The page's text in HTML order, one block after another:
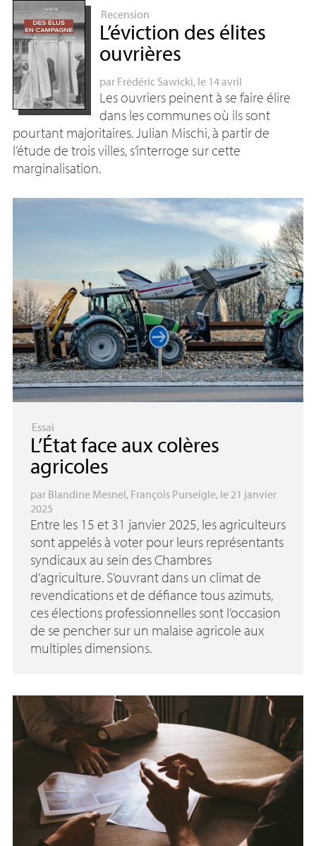
Recension
L’éviction des élites
ouvrières
par Frédéric Sawicki, le 14 avril
Les ouvriers peinent à se faire élire
dans les communes où ils sont
pourtant majoritaires. Julian Mischi, à partir de
l’étude de trois villes, s’interroge sur cette
marginalisation.
Essai
L’État face aux colères
agricoles
par Blandine Mesnel, François Purseigle, le 21 janvier
2025
Entre les 15 et 31 janvier 2025, les agriculteurs
sont appelés à voter pour leurs représentants
syndicaux au sein des Chambres
d’agriculture. S’ouvrant dans un climat de
revendications et de défiance tous azimuts,
ces élections professionnelles sont l’occasion
de se pencher sur un malaise agricole aux
multiples dimensions.